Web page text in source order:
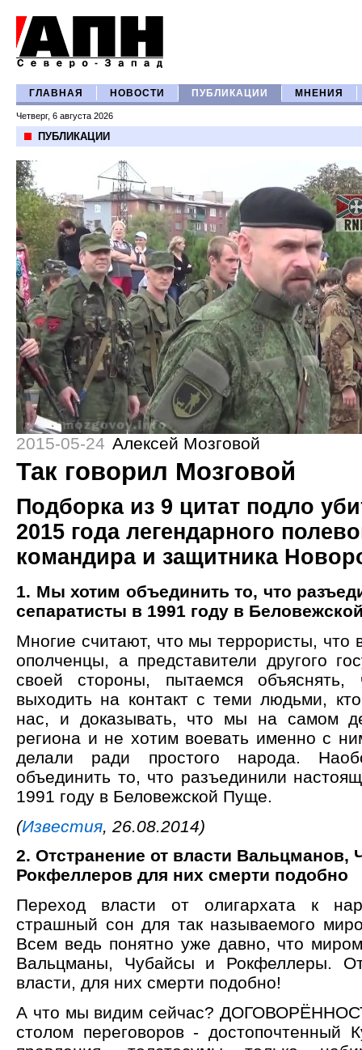
ГЛАВНАЯ НОВОСТИ ПУБЛИКАЦИИ МНЕНИЯ
Четверг, 6 августа 2026
ПУБЛИКАЦИИ
2015-05-24 Алексей Мозговой
Так говорил Мозговой
Подборка из 9 цитат подло
2015 года легендарного
командира и защитника
1. Мы хотим объединить то, что
сепаратисты в 1991 году в
Многие считают, что мы террористы,
ополченцы, а представители другого
своей стороны, пытаемся
выходить на контакт с теми людьми,
нас, и доказывать, что мы на самом
региона и не хотим воевать именно с
делали ради простого народа.
объединить то, что разъединили
1991 году в Беловежской Пуще.
(Известия , 26.08.2014)
2. Отстранение от власти Вальцманов,
Рокфеллеров для них смерти подобно
Переход власти от олигархата к
страшный сон для так называемого
Всем ведь понятно уже давно, что
Вальцманы, Чубайсы и Рокфеллеры.
власти, для них смерти подобно!
А что мы видим сейчас?
столом переговоров - достопочтенный